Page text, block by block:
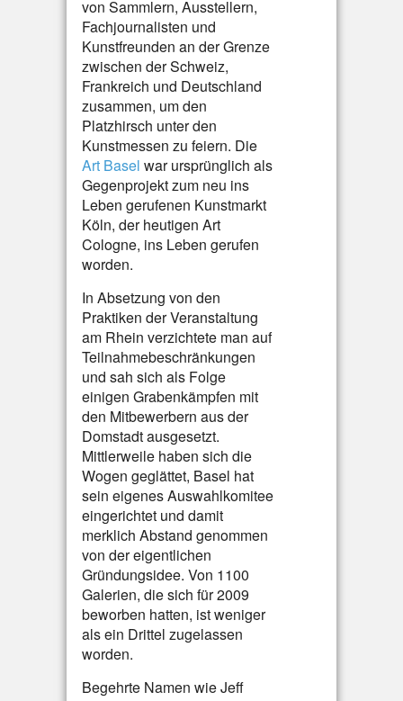
von Sammlern, Ausstellern,
Fachjournalisten und
Kunstfreunden an der Grenze
zwischen der Schweiz,
Frankreich und Deutschland
zusammen, um den
Platzhirsch unter den
Kunstmessen zu feiern. Die
Art Basel war ursprünglich als
Gegenprojekt zum neu ins
Leben gerufenen Kunstmarkt
Köln, der heutigen Art
Cologne, ins Leben gerufen
worden.
In Absetzung von den
Praktiken der Veranstaltung
am Rhein verzichtete man auf
Teilnahmebeschränkungen
und sah sich als Folge
einigen Grabenkämpfen mit
den Mitbewerbern aus der
Domstadt ausgesetzt.
Mittlerweile haben sich die
Wogen geglättet, Basel hat
sein eigenes Auswahlkomitee
eingerichtet und damit
merklich Abstand genommen
von der eigentlichen
Gründungsidee. Von 1100
Galerien, die sich für 2009
beworben hatten, ist weniger
als ein Drittel zugelassen
worden.
Begehrte Namen wie Jeff